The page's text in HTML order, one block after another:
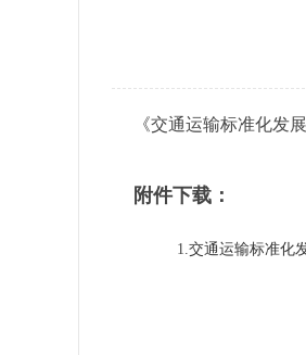
《交通运输标准化发
附件下载：
1. 交通运输标准化